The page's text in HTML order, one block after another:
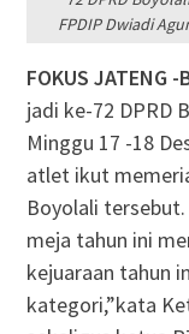
FPDIP Dwiadi
FOKUS JATENG -
jadi ke-72 DPRD
Minggu 17 -18
atlet ikut
Boyolali
meja tahun ini
kejuaraan tahun
kategori,”kata